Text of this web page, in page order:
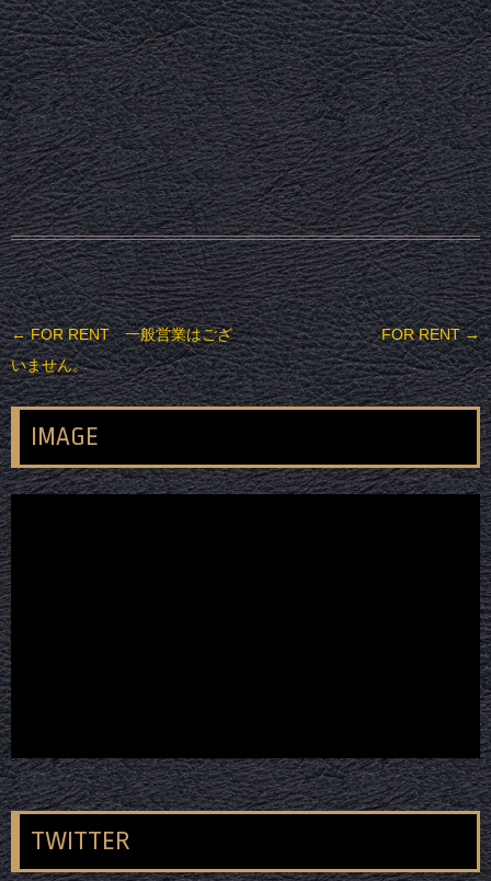
投稿ナビゲーション
←FOR RENT 一般営業はござ
いません。
FOR RENT→
IMAGE
TWITTER